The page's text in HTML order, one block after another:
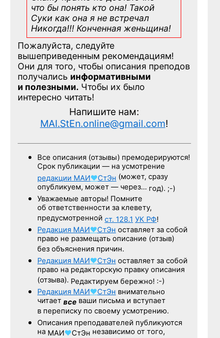
что бы понять кто она! Такой
Суки как она я не встречал
Никогда!!! Конченная женьщина!
Пожалуйста, следуйте
вышеприведенным рекомендациям!
Они для того, чтобы описания преподов
получались информативными
и полезными. Чтобы их было
интересно читать!
Напишите нам:
MAI.StEn.online@gmail.com!
Все описания (отзывы) премодерируются!
Срок публикации — на усмотрение
редакции МАИ♥СтЭн (может, сразу
опубликуем, может — через… год). ;-)
Уважаемые авторы! Помните
об ответственности за клевету,
предусмотренной ст. 128.1 УК РФ!
Редакция МАИ♥СтЭн оставляет за собой
право не размещать описание (отзыв)
без объяснения причин.
Редакция МАИ♥СтЭн оставляет за собой
право на редакторскую правку описания
(отзыва). Редактируем бережно! :-)
Редакция МАИ♥СтЭн внимательно
читает все ваши письма и вступает
в переписку по своему усмотрению.
Описания преподавателей публикуются
на МАИ♥СтЭн независимо от того,